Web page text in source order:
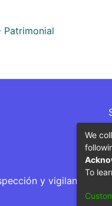
Patrimonial
y vigilancia por
We
To